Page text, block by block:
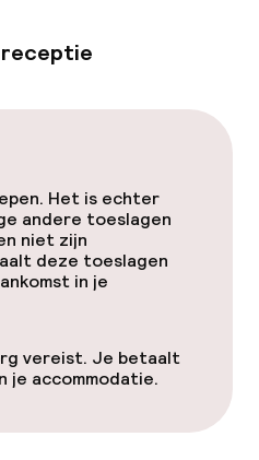
Het is echter
andere toeslagen
niet zijn
deze toeslagen
in je
vereist. Je betaalt
je accommodatie.